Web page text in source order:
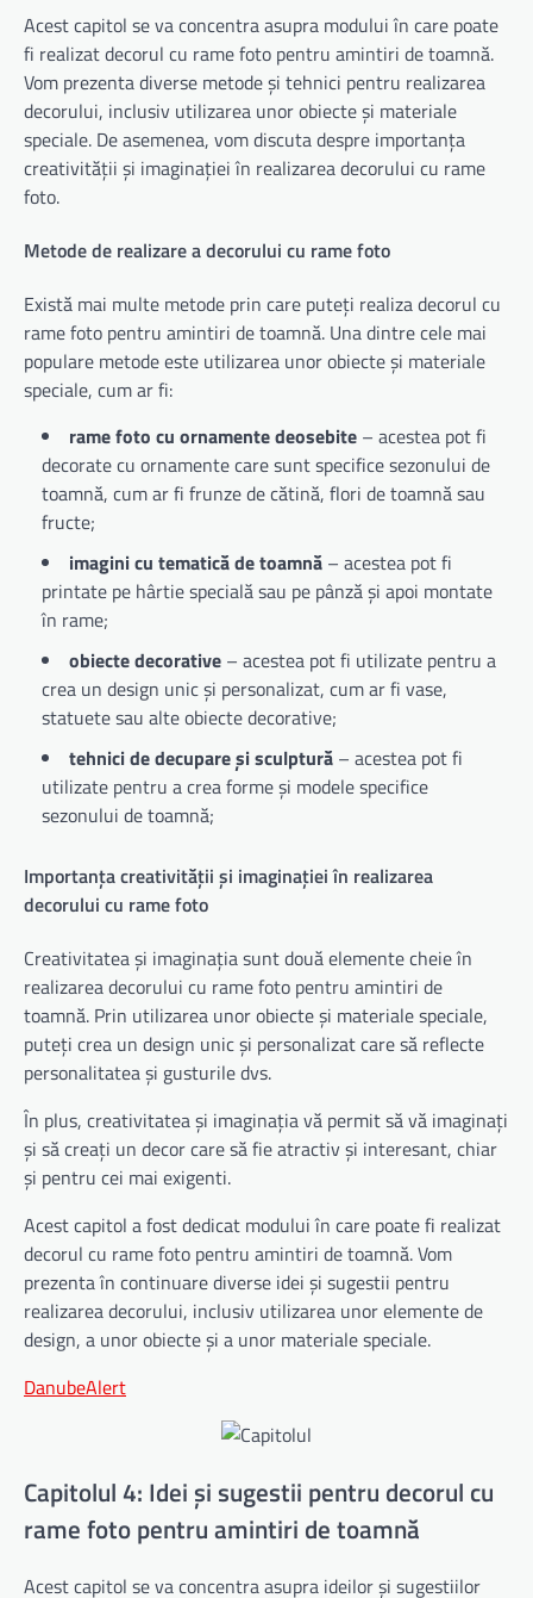
Acest capitol se va concentra asupra modului în care poate
fi realizat decorul cu rame foto pentru amintiri de toamnă.
Vom prezenta diverse metode și tehnici pentru realizarea
decorului, inclusiv utilizarea unor obiecte și materiale
speciale. De asemenea, vom discuta despre importanța
creativității și imaginației în realizarea decorului cu rame
foto.
Metode de realizare a decorului cu rame foto
Există mai multe metode prin care puteți realiza decorul cu
rame foto pentru amintiri de toamnă. Una dintre cele mai
populare metode este utilizarea unor obiecte și materiale
speciale, cum ar fi:
rame foto cu ornamente deosebite – acestea pot fi
decorate cu ornamente care sunt specifice sezonului de
toamnă, cum ar fi frunze de cătină, flori de toamnă sau
fructe;
imagini cu tematică de toamnă – acestea pot fi
printate pe hârtie specială sau pe pânză și apoi montate
în rame;
obiecte decorative – acestea pot fi utilizate pentru a
crea un design unic și personalizat, cum ar fi vase,
statuete sau alte obiecte decorative;
tehnici de decupare și sculptură – acestea pot fi
utilizate pentru a crea forme și modele specifice
sezonului de toamnă;
Importanța creativității și imaginației în realizarea
decorului cu rame foto
Creativitatea și imaginația sunt două elemente cheie în
realizarea decorului cu rame foto pentru amintiri de
toamnă. Prin utilizarea unor obiecte și materiale speciale,
puteți crea un design unic și personalizat care să reflecte
personalitatea și gusturile dvs.
În plus, creativitatea și imaginația vă permit să vă imaginați
și să creați un decor care să fie atractiv și interesant, chiar
și pentru cei mai exigenti.
Acest capitol a fost dedicat modului în care poate fi realizat
decorul cu rame foto pentru amintiri de toamnă. Vom
prezenta în continuare diverse idei și sugestii pentru
realizarea decorului, inclusiv utilizarea unor elemente de
design, a unor obiecte și a unor materiale speciale.
DanubeAlert
Capitolul 4: Idei și sugestii pentru decorul cu
rame foto pentru amintiri de toamnă
Acest capitol se va concentra asupra ideilor și sugestiilor